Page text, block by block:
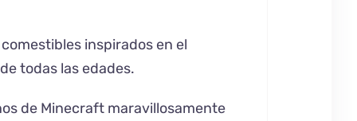
inspirados en el
todas las edades.
de Minecraft maravillosamente